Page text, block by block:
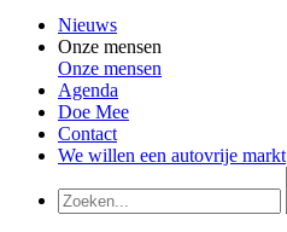
Nieuws
Onze mensen
Onze mensen
Agenda
Doe Mee
Contact
We willen een autovrije markt